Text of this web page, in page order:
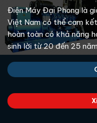
Điện Máy Đại Phong là
Việt Nam có thể cam
hoàn toàn có khả năng
sinh lời từ 20 đến 25